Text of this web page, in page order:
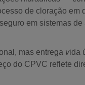
de cloração em
em sistemas
mas entrega vida
do CPVC reflete